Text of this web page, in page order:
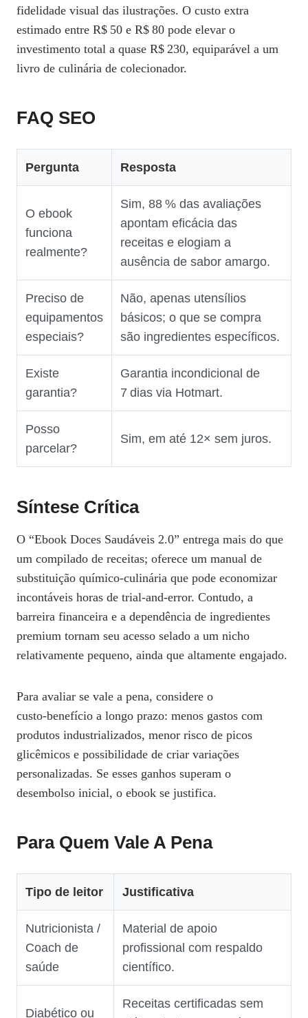
fidelidade visual das ilustrações. O custo extra
estimado entre R$ 50 e R$ 80 pode elevar o
investimento total a quase R$ 230, equiparável a um
livro de culinária de colecionador.
FAQ SEO
Pergunta Resposta
O ebook
funciona
realmente?
Sim, 88 % das avaliações
apontam eficácia das
receitas e elogiam a
ausência de sabor amargo.
Preciso de
equipamentos
especiais?
Não, apenas utensílios
básicos; o que se compra
são ingredientes específicos.
Existe
garantia?
Garantia incondicional de
7 dias via Hotmart.
Posso
parcelar?
Sim, em até 12× sem juros.
Síntese Crítica
O “Ebook Doces Saudáveis 2.0” entrega mais do que
um compilado de receitas; oferece um manual de
substituição químico‑culinária que pode economizar
incontáveis horas de trial‑and‑error. Contudo, a
barreira financeira e a dependência de ingredientes
premium tornam seu acesso selado a um nicho
relativamente pequeno, ainda que altamente engajado.
Para avaliar se vale a pena, considere o
custo‑benefício a longo prazo: menos gastos com
produtos industrializados, menor risco de picos
glicêmicos e possibilidade de criar variações
personalizadas. Se esses ganhos superam o
desembolso inicial, o ebook se justifica.
Para Quem Vale A Pena
Tipo de leitor Justificativa
Nutricionista /
Coach de
saúde
Material de apoio
profissional com respaldo
científico.
Diabético ou
Receitas certificadas sem